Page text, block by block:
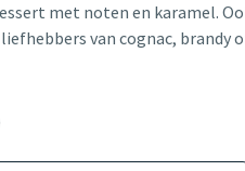
met noten en karamel.
van cognac, brandy